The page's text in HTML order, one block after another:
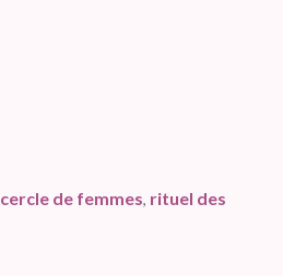
cercle de femmes, rituel des